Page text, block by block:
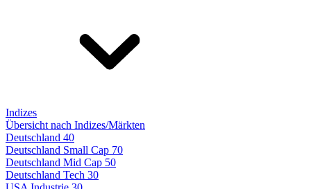
Indizes
Übersicht nach Indizes/Märkten
Deutschland 40
Deutschland Small Cap 70
Deutschland Mid Cap 50
Deutschland Tech 30